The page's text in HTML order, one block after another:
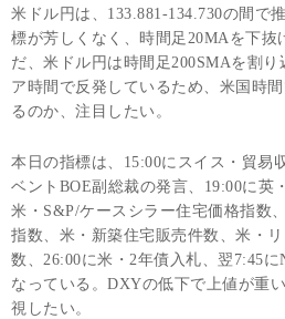
米ドル円は、133.881-134.730の間で
標が芳しくなく、時間足20MAを下抜
だ、米ドル円は時間足200SMAを割
ア時間で反発しているため、米国時
るのか、注目したい。
本日の指標は、15:00にスイス・貿易
ベントBOE副総裁の発言、19:00に英
米・S&P/ケースシラー住宅価格指数
指数、米・新築住宅販売件数、米・
数、26:00に米・2年債入札、翌7:45
なっている。DXYの低下で上値が重
視したい。